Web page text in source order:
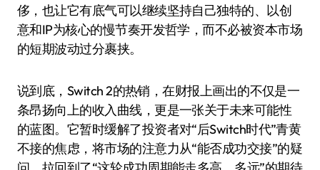
侈，也让它有底气可以继续坚持自己独特的、以创
意和IP为核心的慢节奏开发哲学，而不必被资本市场
的短期波动过分裹挟。
说到底，Switch 2的热销，在财报上画出的不仅是一
条昂扬向上的收入曲线，更是一张关于未来可能性
的蓝图。它暂时缓解了投资者对“后Switch时代”青黄
不接的焦虑，将市场的注意力从“能否成功交接”的疑